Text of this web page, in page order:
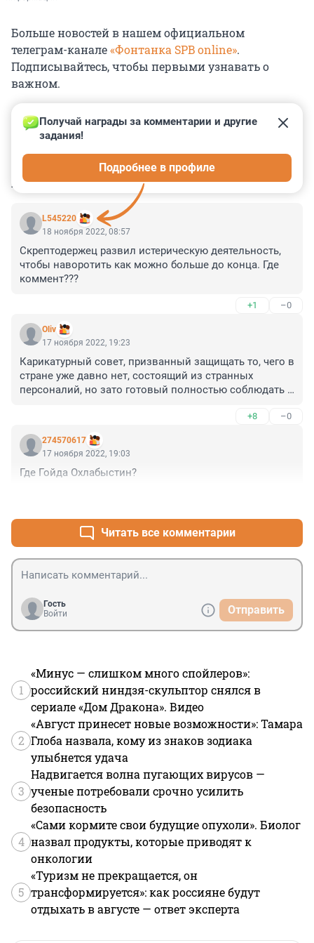
Больше новостей в нашем официальном
телеграм-канале«Фонтанка SPB online».
Подписывайтесь, чтобы первыми узнавать о
важном.
КОММЕНТАРИИ 80
L545220
Получай награды за комментарии и другие
задания!
Подробнее в профиле
18 ноября 2022, 08:57
Скрептодержец развил истерическую деятельность,
чтобы наворотить как можно больше до конца. Где
коммент???
+1 –0
Oliv
17 ноября 2022, 19:23
Карикатурный совет, призванный защищать то, чего в
стране уже давно нет, состоящий из странных
персоналий, но зато готовый полностью соблюдать
+8 –0
274570617
17 ноября 2022, 19:03
Где Гойда Охлабыстин?
Читать все комментарии
Гость
Войти
Отправить
1
«Минус — слишком много спойлеров»:
российский ниндзя-скульптор снялся в
сериале «Дом Дракона». Видео
2
«Август принесет новые возможности»: Тамара
Глоба назвала, кому из знаков зодиака
улыбнется удача
3
Надвигается волна пугающих вирусов —
ученые потребовали срочно усилить
безопасность
4
«Сами кормите свои будущие опухоли». Биолог
назвал продукты, которые приводят к
онкологии
5
«Туризм не прекращается, он
трансформируется»: как россияне будут
отдыхать в августе — ответ эксперта